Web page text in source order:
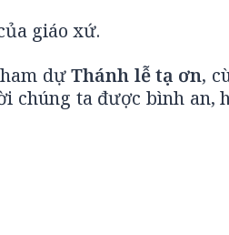
giáo xứ.
dựThánh lễ tạ ơn,
chúng ta được bình an,